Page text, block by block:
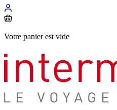
Votre panier est vide